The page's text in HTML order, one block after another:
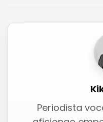
Periodista